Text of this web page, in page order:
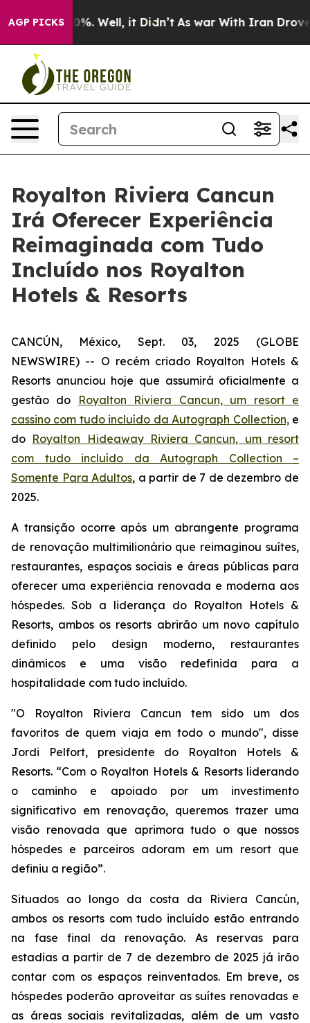
AGP PICKS
40%. Well, it Didn’t As war With Iran Drove oil
Royalton Riviera Cancun
Irá Oferecer Experiência
Reimaginada com Tudo
Incluído nos Royalton
Hotels & Resorts
CANCÚN, México, Sept. 03, 2025 (GLOBE
NEWSWIRE) -- O recém criado Royalton Hotels &
Resorts anunciou hoje que assumirá oficialmente a
gestão do
Royalton Riviera Cancun, um resort e
cassino com tudo incluído da Autograph Collection,e
do Royalton Hideaway Riviera Cancun, um resort
com tudo incluído da Autograph Collection –
Somente Para Adultos, a partir de 7 de dezembro de
2025.
A transição ocorre após um abrangente programa
de renovação multimilionário que reimaginou suítes,
restaurantes, espaços sociais e áreas públicas para
oferecer uma experiência renovada e moderna aos
hóspedes. Sob a liderança do Royalton Hotels &
Resorts, ambos os resorts abrirão um novo capítulo
definido pelo design moderno, restaurantes
dinâmicos e uma visão redefinida para a
hospitalidade com tudo incluído.
"O Royalton Riviera Cancun tem sido um dos
favoritos de quem viaja em todo o mundo", disse
Jordi Pelfort, presidente do Royalton Hotels &
Resorts. “Com o Royalton Hotels & Resorts liderando
o caminho e apoiado por um investimento
significativo em renovação, queremos trazer uma
visão renovada que aprimora tudo o que nossos
hóspedes e parceiros adoram em um resort que
definiu a região”.
Situados ao longo da costa da Riviera Cancún,
ambos os resorts com tudo incluído estão entrando
na fase final da renovação. As reservas para
estadias a partir de 7 de dezembro de 2025 já irão
contar com os espaços reinventados. Em breve, os
hóspedes poderão aproveitar as suítes renovadas e
as áreas sociais revitalizadas, além de um vasto